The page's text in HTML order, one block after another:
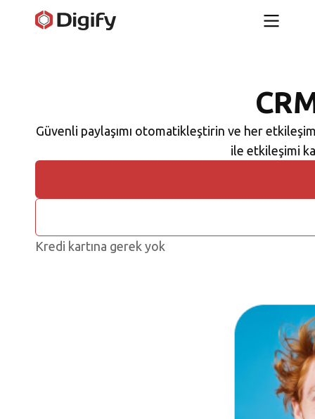
Güvenli paylaşımı otomatikleştirin ve her
ile etkileşimi
Kredi kartına gerek yok